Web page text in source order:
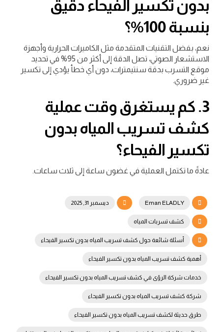
بدون تكسير الفيحاء دقيق
بنسبة 100%؟
نعم، بفضل التقنيات المتقدمة مثل الكاميرات الحرارية وأجهزة
الاستشعار الصوتي، تصل الدقة إلى أكثر من 95% في تحديد
موقع التسرب بدقة سنتيمترات، دون أي خطأ يؤدي إلى تكسير
غير ضروري.
3. كم يستغرق وقت عملية
كشف تسريب المياه بدون
تكسير الفيحاء؟
عادةً ما تكتمل العملية في غضون ساعة إلى ثلاث ساعات.
Eman ELADLY ديسمبر 31, 2025
كشف تسربات المياه
أسئلة شائعة حول كشف تسريب المياه بدون تكسير الفيحاء
أهمية كشف تسريب المياه بدون تكسير الفيحاء
خدمات شركة الرؤى في كشف تسريب المياه بدون تكسير الفيحاء
شركة كشف تسريب المياه بدون تكسير الفيحاء
طرق حديثة لكشف تسريب المياه بدون تكسير الفيحاء